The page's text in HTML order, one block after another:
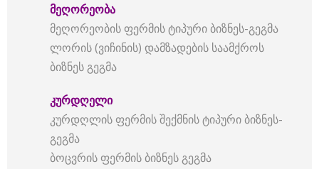
მეღორეობა
მეღორეობის ფერმის ტიპური ბიზნეს-გეგმა
ლორის (ვიჩინის) დამზადების საამქროს
ბიზნეს გეგმა
კურდღელი
კურდღლის ფერმის შექმნის ტიპური ბიზნეს-
გეგმა
ბოცვრის ფერმის ბიზნეს გეგმა